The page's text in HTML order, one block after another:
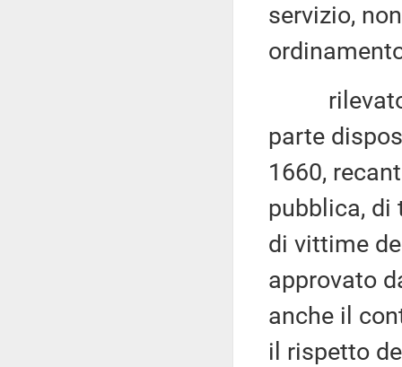
servizio,
rilevato
parte
1660,
pubblica, di
di vittime
approvato
anche il
il rispetto